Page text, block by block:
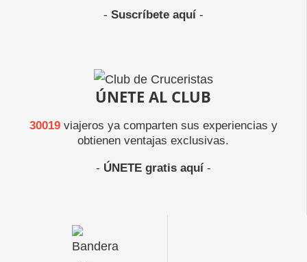
- Suscríbete aquí-
ÚNETE AL CLUB
30019viajeros ya comparten sus experiencias y
obtienen ventajas exclusivas.
- ÚNETE gratis aquí-